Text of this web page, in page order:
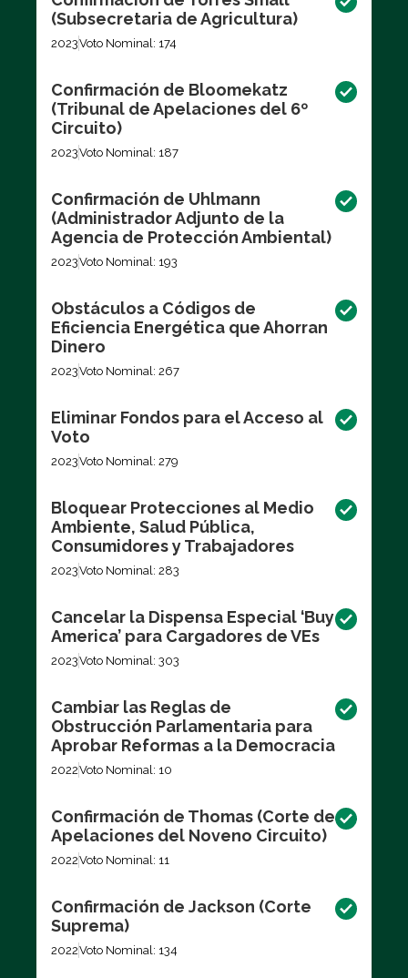
(Subsecretaria de Agricultura)
2023Voto Nominal: 174
Confirmación de Bloomekatz
(Tribunal de Apelaciones del 6º
Circuito)
2023Voto Nominal: 187
Confirmación de Uhlmann
(Administrador Adjunto de la
Agencia de Protección Ambiental)
2023Voto Nominal: 193
Obstáculos a Códigos de
Eficiencia Energética que Ahorran
Dinero
2023Voto Nominal: 267
Eliminar Fondos para el Acceso al
Voto
2023Voto Nominal: 279
Bloquear Protecciones al Medio
Ambiente, Salud Pública,
Consumidores y Trabajadores
2023Voto Nominal: 283
Cancelar la Dispensa Especial ‘Buy
America’ para Cargadores de VEs
2023Voto Nominal: 303
Cambiar las Reglas de
Obstrucción Parlamentaria para
Aprobar Reformas a la Democracia
2022Voto Nominal: 10
Confirmación de Thomas (Corte de
Apelaciones del Noveno Circuito)
2022Voto Nominal: 11
Confirmación de Jackson (Corte
Suprema)
2022Voto Nominal: 134